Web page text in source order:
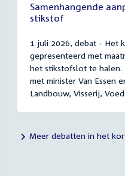
Samenhangende
stikstof
1 juli 2026, debat - Het
gepresenteerd met
het stikstofslot te halen.
met minister Van Essen
Landbouw, Visserij,
Meer debatten in het